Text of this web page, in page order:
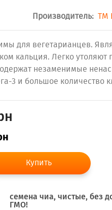
Производитель: ТМ
для вегетарианцев.
кальция. Легко утоляют
незаменимые
3 и большое количество
семена чиа, чистые, без
ГМО!